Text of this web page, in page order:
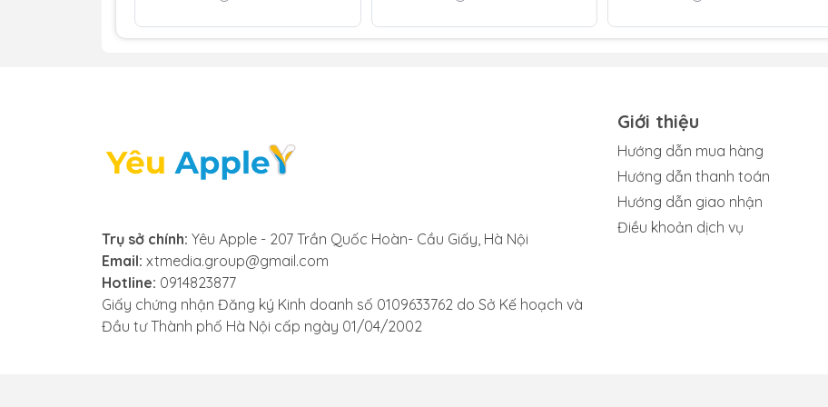
không còn trong trẻo mà bị rè, nhiễu hoặc có tiếng lách tách khó chịu.
- Âm lượng nhỏ hoặc mất tiếng hoàn toàn: Dù đã tăng âm lượng đến mức tối đa, bạn vẫn chỉ nghe thấy
- Loa bị ngắt quãng, lúc có lúc không: Âm thanh từ loa không ổn định, lúc phát ra lúc lại tắt, gây gián đoạn
nghiêm trọng khi sử dụng.
- Không nghe được tin nhắn thoại: Khi bạn nhận được tin nhắn thoại, loa không phát ra âm thanh, buộc
Nếu bạn gặp phải một trong các dấu hiệu trên, hãy mang thiết bị đến trung tâm sửa chữa uy tín để được
kiểm tra và thay loa Apple Watch Series 6 kịp thời.
Trụ sở chính: Yêu Apple - 207 Trần Quốc Hoàn- Cầu Giấy, Hà Nội
Email: xtmedia.group@gmail.com
Hotline: 0914823877
Giấy chứng nhận Đăng ký Kinh doanh số 0109633762 do Sở Kế hoạch và
Đầu tư Thành phố Hà Nội cấp ngày 01/04/2002
Giới thiệu
Hướng dẫn mua hàng
Hướng dẫn thanh toán
Hướng dẫn giao nhận
Điều khoản dịch vụ